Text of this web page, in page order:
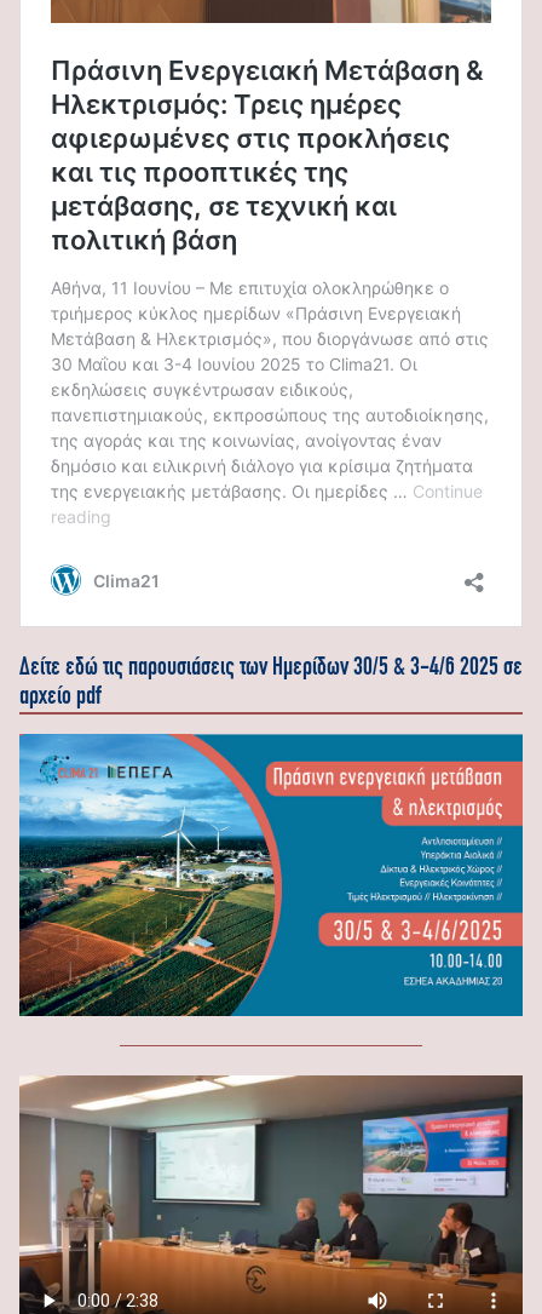
Δείτε εδώ τις παρουσιάσεις των Ημερίδων 30/5 & 3-4/6 2025 σε
αρχείο pdf